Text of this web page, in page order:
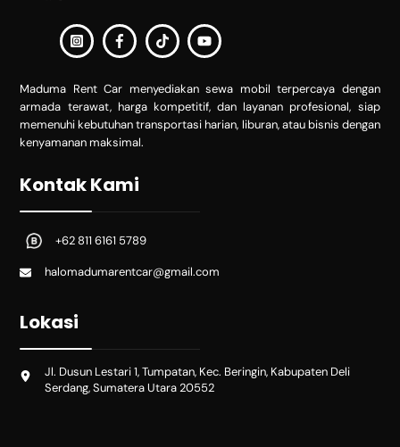
Maduma Rent Car menyediakan sewa mobil terpercaya dengan
armada terawat, harga kompetitif, dan layanan profesional, siap
memenuhi kebutuhan transportasi harian, liburan, atau bisnis dengan
kenyamanan maksimal.
Kontak Kami
+62 811 6161 5789
halomadumarentcar@gmail.com
Lokasi
Jl. Dusun Lestari 1, Tumpatan, Kec. Beringin, Kabupaten Deli
Serdang, Sumatera Utara 20552